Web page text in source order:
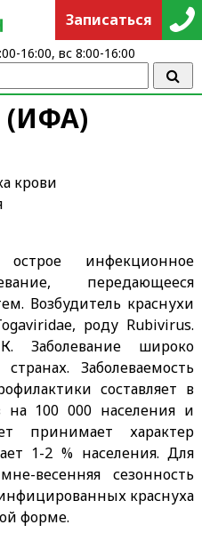
(ИФА)
крови
инфекционное
передающееся
Возбудитель краснухи
роду Rubivirus.
Заболевание широко
Заболеваемость
составляет в
на 100 000 населения и
принимает характер
1-2 % населения. Для
весенняя сезонность
краснуха
форме.
Записаться
16:00, вс 8:00-16:00